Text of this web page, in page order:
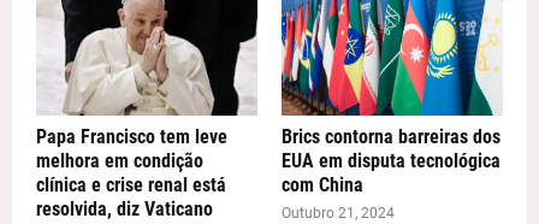
Papa Francisco tem leve
melhora em condição
clínica e crise renal está
resolvida, diz Vaticano
Brics contorna barreiras dos
EUA em disputa tecnológica
com China
Outubro 21, 2024